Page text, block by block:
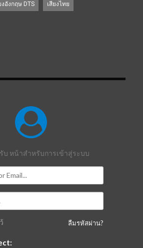
งอังกฤษ DTS เสียงไทย
บ หน้าสำหรับการเข้าสู่ระบบ
ลืมรหัสผ่าน?